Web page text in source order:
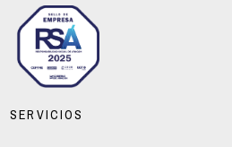
SERVICIOS